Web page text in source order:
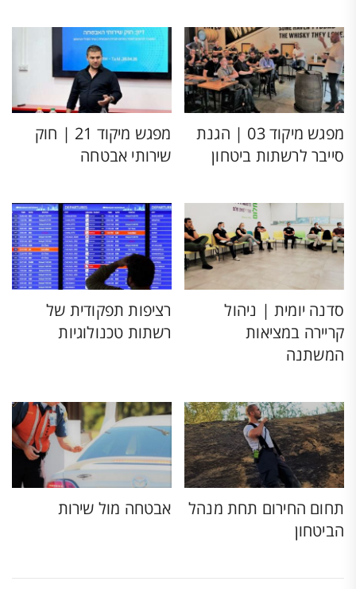
מפגש מיקוד 03 | הגנת
סייבר לרשתות ביטחון
מפגש מיקוד 21 | חוק
שירותי אבטחה
סדנה יומית | ניהול
קריירה במציאות
המשתנה
רציפות תפקודית של
רשתות טכנולוגיות
תחום החירום תחת מנהל
הביטחון
אבטחה מול שירות